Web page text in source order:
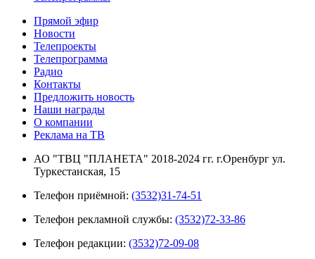
Прямой эфир
Новости
Телепроекты
Телепрограмма
Радио
Контакты
Предложить новость
Наши награды
О компании
Реклама на ТВ
АО "ТВЦ "ПЛАНЕТА" 2018-2024 гг. г.Оренбург ул.
Туркестанская, 15
Телефон приёмной: (3532)31-74-51
Телефон рекламной службы: (3532)72-33-86
Телефон редакции: (3532)72-09-08